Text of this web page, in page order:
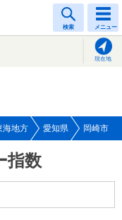
検索 メニュー
現在地
海地方 愛知県 岡崎市
指数